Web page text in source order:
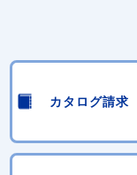
カタログ請求